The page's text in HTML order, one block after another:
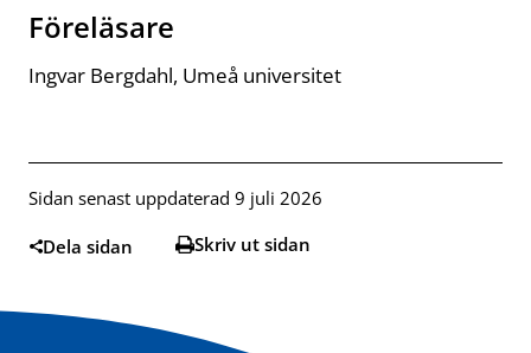
Föreläsare
Ingvar Bergdahl, Umeå universitet
Sidan senast uppdaterad 9 juli 2026
Dela sidan Skriv ut sidan